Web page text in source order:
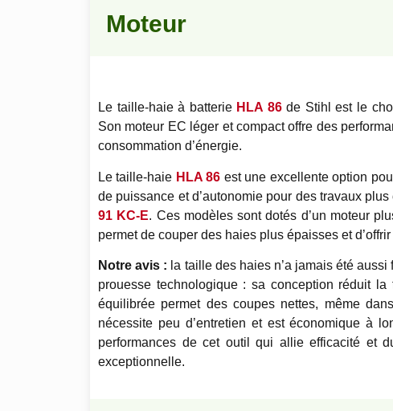
Moteur
Le taille-haie à batterie HLA 86de Stihl est le
Son moteur EC léger et compact offre des
consommation d’énergie.
Le taille-haie HLA 86 est une excellente option
de puissance et d’autonomie pour des travaux
91 KC-E. Ces modèles sont dotés d’un moteur
permet de couper des haies plus épaisses et
Notre avis : la taille des haies n’a jamais été
prouesse technologique : sa conception réduit
équilibrée permet des coupes nettes, même
nécessite peu d’entretien et est économique à
performances de cet outil qui allie efficacité et
exceptionnelle.